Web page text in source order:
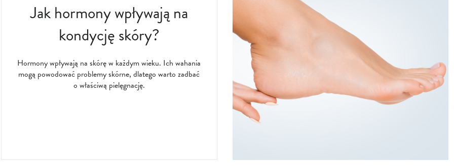
Jak hormony wpływają na
kondycję skóry?
Hormony wpływają na skórę w każdym wieku. Ich wahania
mogą powodować problemy skórne, dlatego warto zadbać
o właściwą pielęgnację.